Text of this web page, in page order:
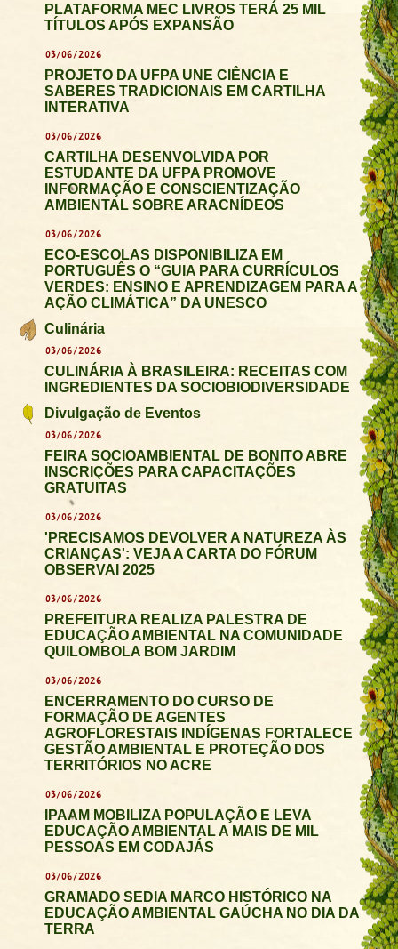
PLATAFORMA MEC LIVROS TERÁ 25 MIL
TÍTULOS APÓS EXPANSÃO
03/06/2026
PROJETO DA UFPA UNE CIÊNCIA E
SABERES TRADICIONAIS EM CARTILHA
INTERATIVA
03/06/2026
CARTILHA DESENVOLVIDA POR
ESTUDANTE DA UFPA PROMOVE
INFORMAÇÃO E CONSCIENTIZAÇÃO
AMBIENTAL SOBRE ARACNÍDEOS
03/06/2026
ECO-ESCOLAS DISPONIBILIZA EM
PORTUGUÊS O “GUIA PARA CURRÍCULOS
VERDES: ENSINO E APRENDIZAGEM PARA A
AÇÃO CLIMÁTICA” DA UNESCO
Culinária
03/06/2026
CULINÁRIA À BRASILEIRA: RECEITAS COM
INGREDIENTES DA SOCIOBIODIVERSIDADE
Divulgação de Eventos
03/06/2026
FEIRA SOCIOAMBIENTAL DE BONITO ABRE
INSCRIÇÕES PARA CAPACITAÇÕES
GRATUITAS
03/06/2026
'PRECISAMOS DEVOLVER A NATUREZA ÀS
CRIANÇAS': VEJA A CARTA DO FÓRUM
OBSERVAI 2025
03/06/2026
PREFEITURA REALIZA PALESTRA DE
EDUCAÇÃO AMBIENTAL NA COMUNIDADE
QUILOMBOLA BOM JARDIM
03/06/2026
ENCERRAMENTO DO CURSO DE
FORMAÇÃO DE AGENTES
AGROFLORESTAIS INDÍGENAS FORTALECE
GESTÃO AMBIENTAL E PROTEÇÃO DOS
TERRITÓRIOS NO ACRE
03/06/2026
IPAAM MOBILIZA POPULAÇÃO E LEVA
EDUCAÇÃO AMBIENTAL A MAIS DE MIL
PESSOAS EM CODAJÁS
03/06/2026
GRAMADO SEDIA MARCO HISTÓRICO NA
EDUCAÇÃO AMBIENTAL GAÚCHA NO DIA DA
TERRA